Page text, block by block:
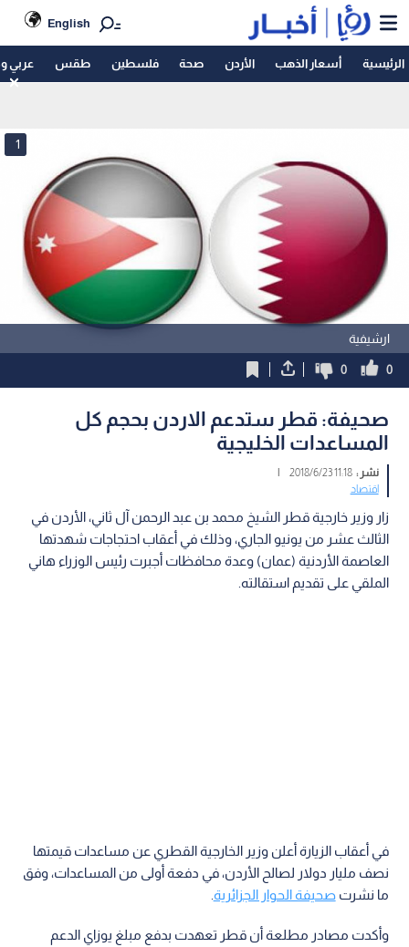
English
الرئيسية أسعار الذهب الأردن صحة فلسطين طقس عربي
ارشيفية
1
0
0
صحيفة: قطر ستدعم الاردن بحجم كل
المساعدات الخليجية
نشر :11:18 2018/6/23
|
اقتصاد
زار وزير خارجية قطر الشيخ محمد بن عبد الرحمن آل ثاني، الأردن في
الثالث عشر من يونيو الجاري، وذلك في أعقاب احتجاجات شهدتها
العاصمة الأردنية (عمان) وعدة محافظات أجبرت رئيس الوزراء هاني
الملقي على تقديم استقالته.
في أعقاب الزيارة أعلن وزير الخارجية القطري عن مساعدات قيمتها
نصف مليار دولار لصالح الأردن، في دفعة أولى من المساعدات، وفق
ما نشرتصحيفة الحوار الجزائرية
وأكدت مصادر مطلعة أن قطر تعهدت بدفع مبلغ يوزاي الدعم